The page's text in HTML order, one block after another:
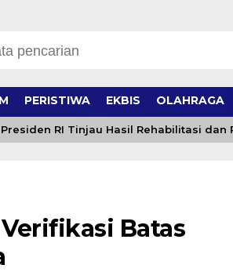
PERISTIWA EKBIS OLAHRAGA
RI Tinjau Hasil Rehabilitasi dan
Batas